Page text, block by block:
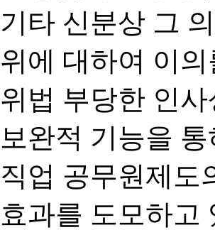
기타 신분상 그
위에 대하여 이
위법 부당한 인
보완적 기능을
직업 공무원제도
효과를 도모하고